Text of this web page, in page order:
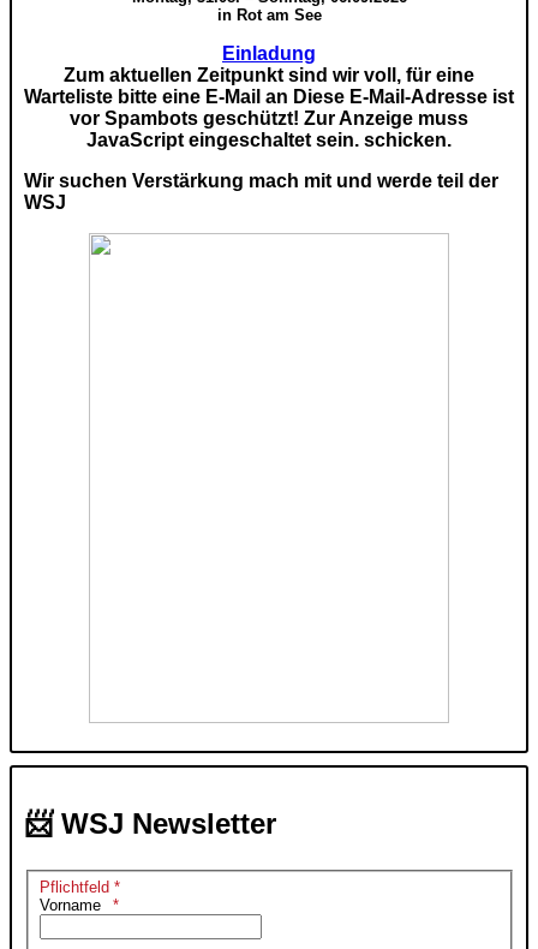
in Rot am See
Einladung
Zum aktuellen Zeitpunkt sind wir voll, für eine
Warteliste bitte eine E-Mail an Diese E-Mail-Adresse ist
vor Spambots geschützt! Zur Anzeige muss
JavaScript eingeschaltet sein. schicken.
Wir suchen Verstärkung mach mit und werde teil der
WSJ
📨 WSJ Newsletter
Pflichtfeld *
Vorname